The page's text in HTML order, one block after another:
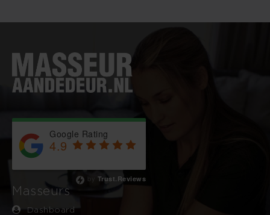
Google Rating
4.9
by Trust.Reviews
Masseurs
Dashboard